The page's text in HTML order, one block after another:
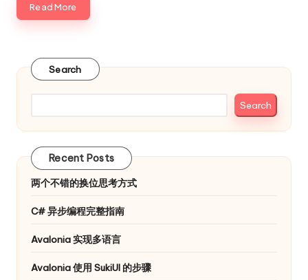
Read More
Search
Search
Recent Posts
两个不错的换位思考方式
C# 异步编程完整指南
Avalonia 实现多语言
Avalonia 使用 SukiUI 的步骤